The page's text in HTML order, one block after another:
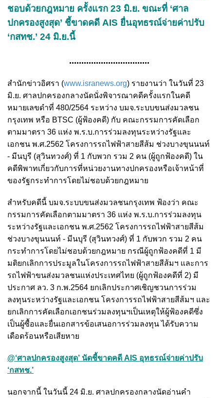
ชอบด้วยกฎหมาย ครั้งแรก 23 มิ.ย. ขณะที่ ‘ศาล
ปกครองสูงสุด’ ชี้ขาดคดี AIS ยื่นอุทธรณ์จ่ายค่าปรับ
‘กสทช.’ 24 มิ.ย.นี้
.................................
สำนักข่าวอิศรา (www.isranews.org) รายงานว่า ในวันที่ 23
มิ.ย. ศาลปกครองกลางนัดนั่งพิจารณาคดีครั้งแรกในคดี
หมายเลขดำที่ 480/2564 ระหว่าง บมจ.ระบบขนส่งมวลชน
กรุงเทพ หรือ BTSC (ผู้ฟ้องคดี) กับ คณะกรรมการคัดเลือก
ตามมาตรา 36 แห่ง พ.ร.บ.การร่วมลงทุนระหว่างรัฐและ
เอกชน พ.ศ.2562 โครงการรถไฟฟ้าสายสีส้ม ช่วงบางขุนนนท์
- มีนบุรี (สุวินทวงศ์) ที่ 1 กับพวก รวม 2 คน (ผู้ถูกฟ้องคดี) ใน
คดีพิพาทเกี่ยวกับการที่หน่วยงานทางปกครองหรือเจ้าหน้าที่
ของรัฐกระทำการโดยไม่ชอบด้วยกฎหมาย
สำหรับคดีนี้ บมจ.ระบบขนส่งมวลชนกรุงเทพ ฟ้องว่า คณะ
กรรมการคัดเลือกตามมาตรา 36 แห่ง พ.ร.บ.การร่วมลงทุน
ระหว่างรัฐและเอกชน พ.ศ.2562 โครงการรถไฟฟ้าสายสีส้ม
ช่วงบางขุนนนท์ - มีนบุรี (สุวินทวงศ์) ที่ 1 กับพวก รวม 2 คน
กระทำการโดยไม่ชอบด้วยกฎหมาย กรณีผู้ถูกฟ้องคดีที่ 1 มี
มติยกเลิกการประมูลในโครงการรถไฟฟ้าสายสีส้มฯ และการ
รถไฟฟ้าขนส่งมวลชนแห่งประเทศไทย (ผู้ถูกฟ้องคดีที่ 2) มี
ประกาศ ลว. 3 ก.พ.2564 ยกเลิกประกาศเชิญชวนการร่วม
ลงทุนระหว่างรัฐและเอกชน โครงการรถไฟฟ้าสายสีส้มฯ และ
ยกเลิกการคัดเลือกเอกชนร่วมลงทุนฯเป็นเหตุให้ผู้ฟ้องคดีซึ่ง
เป็นผู้ซื้อและยื่นเอกสารข้อเสนอการร่วมลงทุน ได้รับความ
เดือดร้อนหรือเสียหาย
@‘ศาลปกครองสูงสุด’ นัดชี้ขาดคดี AIS อุทธรณ์จ่ายค่าปรับ
‘กสทช.’
นอกจากนี้ ในวันนี้ 24 มิ.ย. ศาลปกครองกลางนัดอ่านคำ